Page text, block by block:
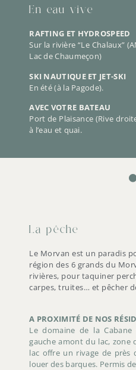
En eau vive
RAFTING ET HYDROSPEED
Sur la rivière “Le Chalaux”
Lac de Chaumeçon)
SKI NAUTIQUE ET JET-SKI
En été (à la Pagode).
AVEC VOTRE BATEAU
Port de Plaisance (Rive
à l’eau et quai.
La pêche
Le Morvan est un paradis
région des 6 grands du
rivières, pour taquiner
carpes, truites… et pêcher
A PROXIMITÉ DE NOS
Le domaine de la
gauche amont du lac, zone
lac offre un rivage de près
louer des barques. Permis